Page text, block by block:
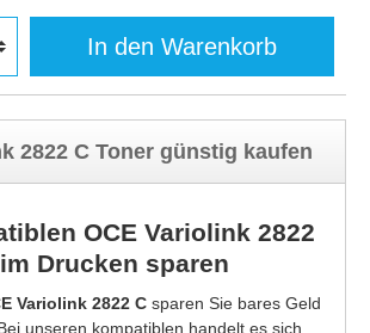
In den Warenkorb
2822 C Toner günstig kaufen
OCE Variolink 2822
Drucken sparen
Variolink 2822 C sparen Sie bares Geld
unseren kompatiblen handelt es sich